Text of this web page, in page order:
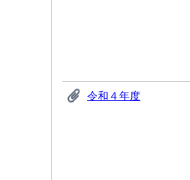
令和４年度